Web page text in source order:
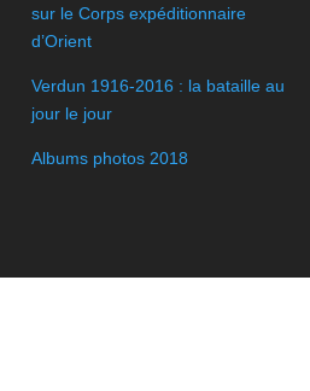
sur le Corps expéditionnaire
d’Orient
Verdun 1916-2016 : la bataille au
jour le jour
Albums photos 2018